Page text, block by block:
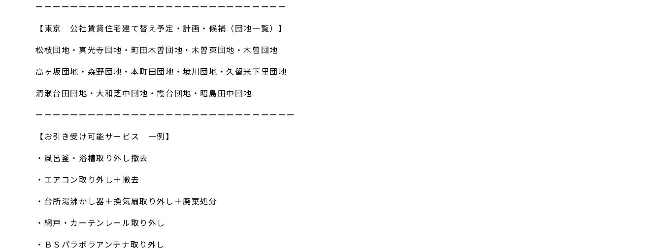
ーーーーーーーーーーーーーーーーーーーーーーーーーーーーー
【東京 公社賃貸住宅建て替え予定・計画・候補（団地一覧）】
松枝団地・真光寺団地・町田木曽団地・木曽東団地・木曽団地
高ヶ坂団地・森野団地・本町田団地・境川団地・久留米下里団地
清瀬台田団地・大和芝中団地・霞台団地・昭島田中団地
ーーーーーーーーーーーーーーーーーーーーーーーーーーーーーー
【お引き受け可能サービス 一例】
・風呂釜・浴槽取り外し撤去
・エアコン取り外し＋撤去
・台所湯沸かし器＋換気扇取り外し＋廃棄処分
・網戸・カーテンレール取り外し
・ＢＳパラボラアンテナ取り外し